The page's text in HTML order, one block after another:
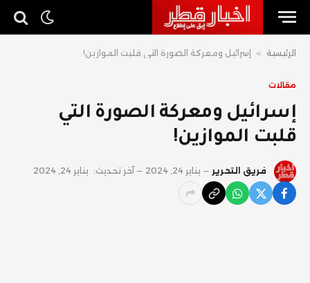
الرئيسية » إسرائيل ومعركة الصورة التي قلبت الموازين!
مقالات
إسرائيل ومعركة الصورة التي
قلبت الموازين!
فريق التحرير يناير 24, 2024 آخر تحديث: يناير 24, 2024